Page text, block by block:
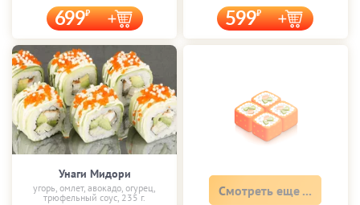
699 599
Унаги Мидори
угорь, омлет, авокадо, огурец,
трюфельный соус, 235 г.
Смотреть еще ...